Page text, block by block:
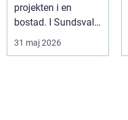
projekten i en
bostad. I Sundsvall
handlar det ofta om
att ko...
31 maj 2026